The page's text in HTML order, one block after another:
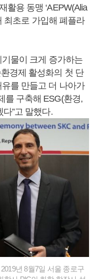
활용 동맹 ‘AEPW(Alia
최초로 가입해 폐플라
물이 크게 증가하는
경제 활성화의 첫 단
를 만들고 더 나아가
를 구축해 ESG(환경,
”고 말했다.
년 8월7일 서울 종로구